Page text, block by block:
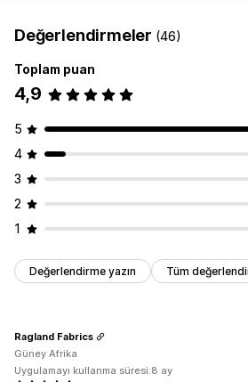
Değerlendirmeler (46)
Toplam puan
4,9
5
4
3
2
1
Değerlendirme yazın Tüm
Ragland Fabrics
Güney Afrika
Uygulamayı kullanma süresi:8 ay